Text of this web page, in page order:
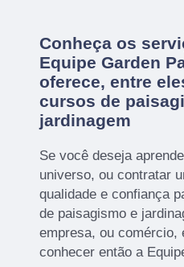
Conheça os
Equipe Garden
oferece, entre
cursos de
jardinagem
Se você deseja
universo, ou contratar
qualidade e confiança
de paisagismo e
empresa, ou comércio,
conhecer então a